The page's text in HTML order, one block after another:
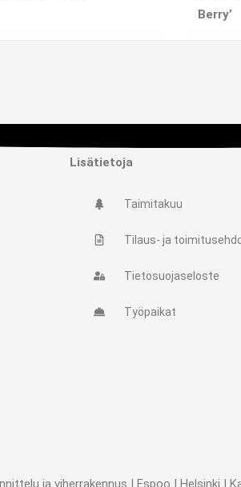
Berry’
Lisätietoja
Taimitakuu
Tilaus- ja
Tietosuojaseloste
Työpaikat
ja viherrakennus | Espoo | Helsinki |